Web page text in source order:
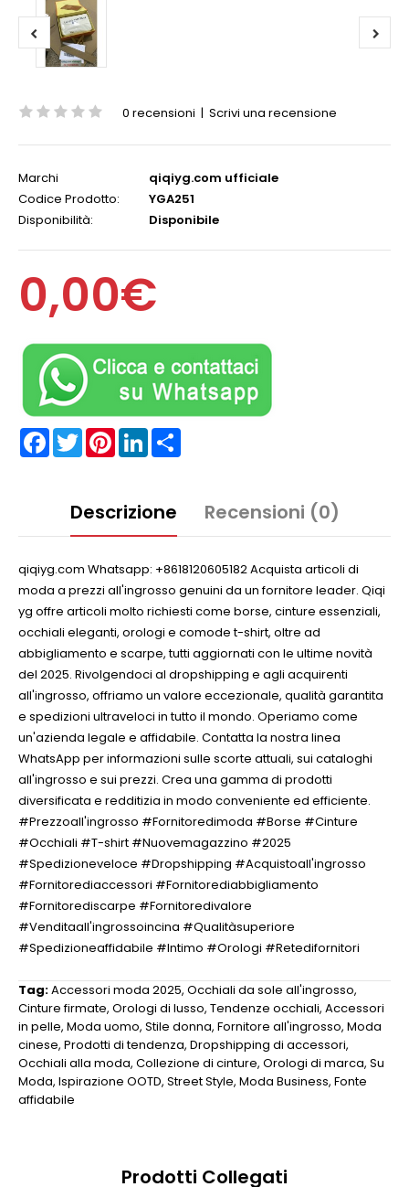
0 recensioni | Scrivi una recensione
Marchi
qiqiyg.com ufficiale
Codice Prodotto:
YGA251
Disponibilità:
Disponibile
0,00€
Facebook
TwitterPinterestLinkedIn
Descrizione Recensioni (0)
qiqiyg.com Whatsapp: +8618120605182 Acquista articoli di
moda a prezzi all'ingrosso genuini da un fornitore leader. Qiqi
yg offre articoli molto richiesti come borse, cinture essenziali,
occhiali eleganti, orologi e comode t-shirt, oltre ad
abbigliamento e scarpe, tutti aggiornati con le ultime novità
del 2025. Rivolgendoci al dropshipping e agli acquirenti
all'ingrosso, offriamo un valore eccezionale, qualità garantita
e spedizioni ultraveloci in tutto il mondo. Operiamo come
un'azienda legale e affidabile. Contatta la nostra linea
WhatsApp per informazioni sulle scorte attuali, sui cataloghi
all'ingrosso e sui prezzi. Crea una gamma di prodotti
diversificata e redditizia in modo conveniente ed efficiente.
#Prezzoall'ingrosso #Fornitoredimoda #Borse #Cinture
#Occhiali #T-shirt #Nuovemagazzino #2025
#Spedizioneveloce #Dropshipping #Acquistoall'ingrosso
#Fornitorediaccessori #Fornitorediabbigliamento
#Fornitorediscarpe #Fornitoredivalore
#Venditaall'ingrossoincina #Qualitàsuperiore
#Spedizioneaffidabile #Intimo #Orologi #Retedifornitori
Tag:Accessori moda 2025, Occhiali da sole all'ingrosso,
Cinture firmate, Orologi di lusso, Tendenze occhiali, Accessori
in pelle, Moda uomo, Stile donna, Fornitore all'ingrosso, Moda
cinese, Prodotti di tendenza, Dropshipping di accessori,
Occhiali alla moda, Collezione di cinture, Orologi di marca, Su
Moda, Ispirazione OOTD, Street Style, Moda Business, Fonte
affidabile
Prodotti Collegati